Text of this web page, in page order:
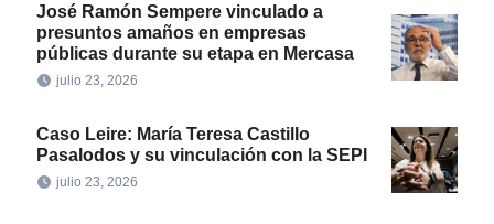
José Ramón Sempere vinculado a
presuntos amaños en empresas
públicas durante su etapa en Mercasa
julio 23, 2026
Caso Leire: María Teresa Castillo
Pasalodos y su vinculación con la SEPI
julio 23, 2026